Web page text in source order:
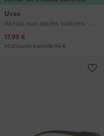
Uvex
Akiniai nuo saulės vaikams · Mėlyna
Dabartinė kaina
17,99 €
Mažiausia kaina18,95 €